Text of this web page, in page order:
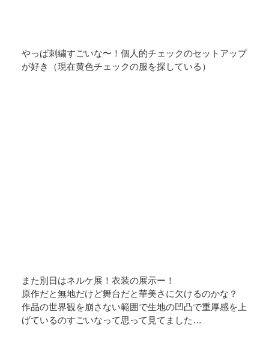
やっぱ刺繍すごいな〜！個人的チェックのセットアップ
が好き（現在黄色チェックの服を探している）
また別日はネルケ展！衣装の展示ー！
原作だと無地だけど舞台だと華美さに欠けるのかな？
作品の世界観を崩さない範囲で生地の凹凸で重厚感を上
げているのすごいなって思って見てました…